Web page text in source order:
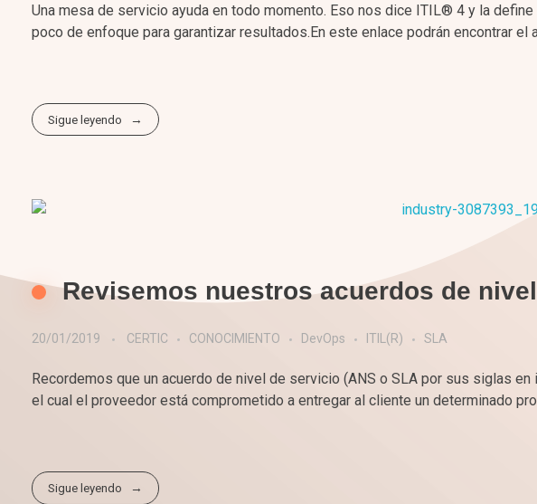
Una mesa de servicio ayuda en todo momento. Eso nos dice ITIL® 4 y la
poco de enfoque para garantizar resultados.En este enlace podrán encontrar el
Sigue leyendo
Revisemos nuestros acuerdos de
20/01/2019 CERTIC CONOCIMIENTO DevOps ITIL(R) SLA
Recordemos que un acuerdo de nivel de servicio (ANS o SLA por sus siglas
el cual el proveedor está comprometido a entregar al cliente un determinado
Sigue leyendo